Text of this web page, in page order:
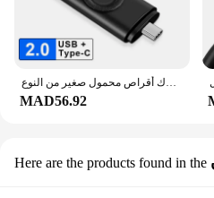
محرك أقراص محمول صغير من النوع C ، عصا هاتف ذكي ، قابس مزدوج ، عصا USB ، 64 جيجابايت ، 32 جيجابايت ، ذاكرة GB ،
MAD56.92
Here are the products found in the